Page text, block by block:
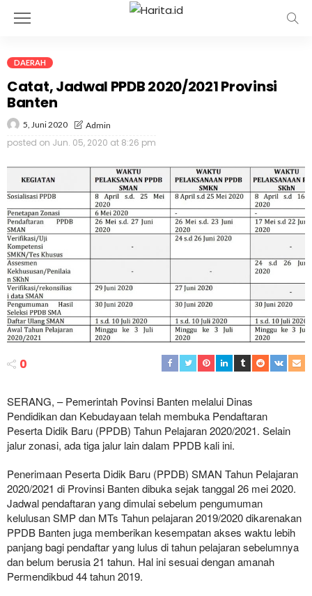
DAERAH
Catat, Jadwal PPDB 2020/2021 Provinsi
Banten
5, Juni 2020 Admin
posted on Jun. 05, 2020 at 8:26 pm
0
SERANG, – Pemerintah Povinsi Banten melalui Dinas
Pendidikan dan Kebudayaan telah membuka Pendaftaran
Peserta Didik Baru (PPDB) Tahun Pelajaran 2020/2021. Selain
jalur zonasi, ada tiga jalur lain dalam PPDB kali ini.
Penerimaan Peserta Didik Baru (PPDB) SMAN Tahun Pelajaran
2020/2021 di Provinsi Banten dibuka sejak tanggal 26 mei 2020.
Jadwal pendaftaran yang dimulai sebelum pengumuman
kelulusan SMP dan MTs Tahun pelajaran 2019/2020 dikarenakan
PPDB Banten juga memberikan kesempatan akses waktu lebih
panjang bagi pendaftar yang lulus di tahun pelajaran sebelumnya
dan belum berusia 21 tahun. Hal ini sesuai dengan amanah
Permendikbud 44 tahun 2019.